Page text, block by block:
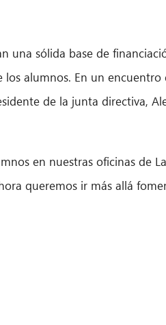
una sólida base de
alumnos. En un encuentro
de la junta directiva,
en nuestras oficinas de
queremos ir más allá